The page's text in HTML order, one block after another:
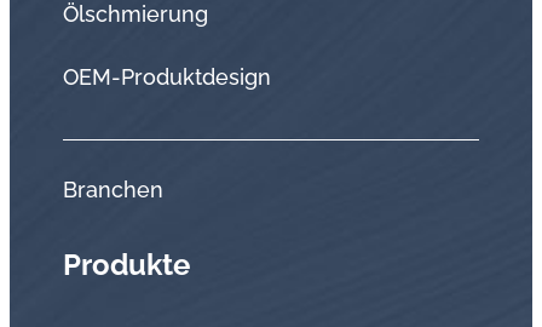
Ölschmierung
OEM-Produktdesign
Branchen
Produkte